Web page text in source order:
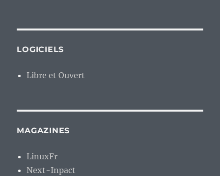
LOGICIELS
Libre et Ouvert
MAGAZINES
LinuxFr
Next-Inpact